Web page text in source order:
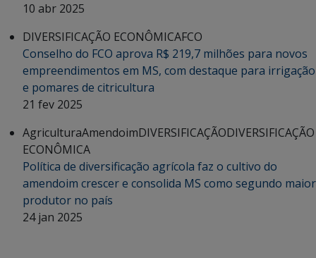
10 abr 2025
DIVERSIFICAÇÃO ECONÔMICAFCO
Conselho do FCO aprova R$ 219,7 milhões para novos
empreendimentos em MS, com destaque para irrigação
e pomares de citricultura
21 fev 2025
AgriculturaAmendoimDIVERSIFICAÇÃODIVERSIFICAÇÃO
ECONÔMICA
Política de diversificação agrícola faz o cultivo do
amendoim crescer e consolida MS como segundo maior
produtor no país
24 jan 2025